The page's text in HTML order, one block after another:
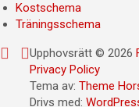
Kostschema
Träningsschema
Upphovsrätt © 2026
Privacy Policy
Tema av: Theme
Drivs med: